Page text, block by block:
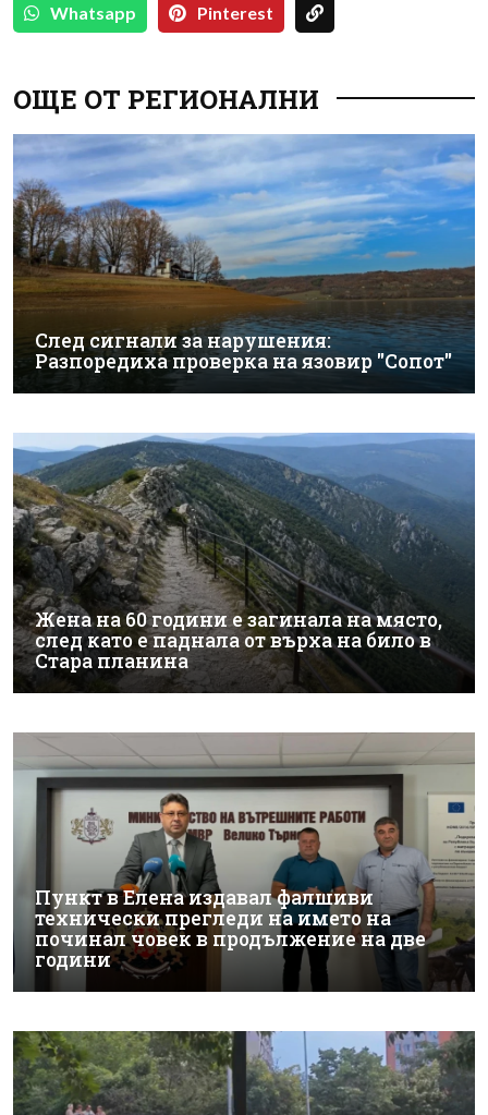
Whatsapp Pinterest
ОЩЕ ОТ РЕГИОНАЛНИ
След сигнали за нарушения:
Разпоредиха проверка на язовир "Сопот"
Жена на 60 години е загинала на място,
след като е паднала от върха на било в
Стара планина
Пункт в Елена издавал фалшиви
технически прегледи на името на
починал човек в продължение на две
години